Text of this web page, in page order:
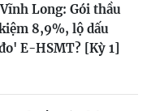
Long: Gói thầu
8,9%, lộ dấu
E-HSMT? [Kỳ 1]